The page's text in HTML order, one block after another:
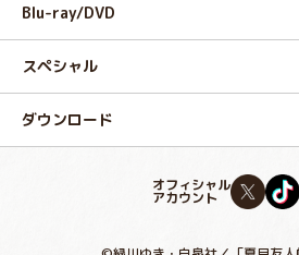
Blu-ray/DVD
スペシャル
ダウンロード
オフィシャル
アカウント